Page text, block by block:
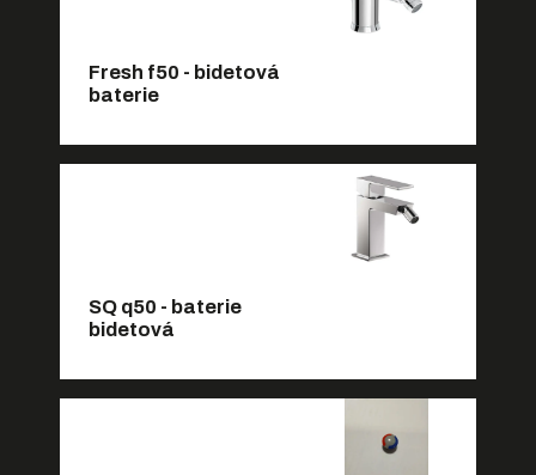
Fresh f50 - bidetová
baterie
SQ q50 - baterie
bidetová